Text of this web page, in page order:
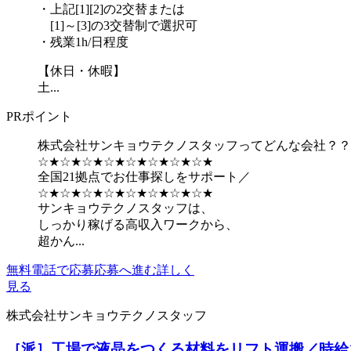
・上記[1][2]の2交替または
[1]～[3]の3交替制で選択可
・残業1h/日程度
【休日・休暇】
土...
PRポイント
株式会社サンキョウテクノスタッフってどんな会社？？
☆★☆★☆★☆★☆★☆★☆★☆★
全国21拠点でお仕事探しをサポート／
☆★☆★☆★☆★☆★☆★☆★☆★
サンキョウテクノスタッフは、
しっかり稼げる高収入ワークから、
超かん...
無料電話で応募応募へ進む詳しく
見る
株式会社サンキョウテクノスタッフ